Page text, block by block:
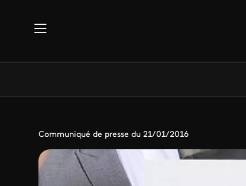
Communiqué de presse du 21/01/2016